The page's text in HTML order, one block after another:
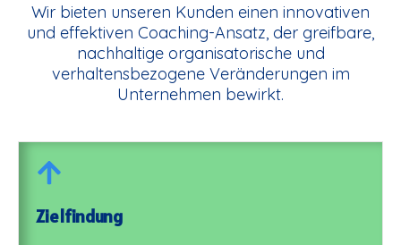
Wir bieten unseren Kunden einen innovativen
und effektiven Coaching-Ansatz, der greifbare,
nachhaltige organisatorische und
verhaltensbezogene Veränderungen im
Unternehmen bewirkt.
Zielfindung